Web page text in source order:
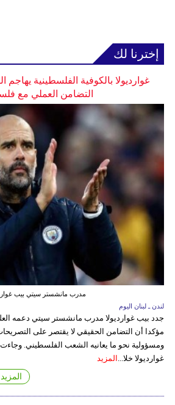
إخترنا لك
غوارديولا بالكوفية الفلسطينية
التضامن العملي مع
مدرب مانشستر سيتي بيب
لندن ـ لبنان اليوم
جدد بيب غوارديولا مدرب مانشستر سيتي دعمه
مؤكدا أن التضامن الحقيقي لا يقتصر على
ومسؤولية نحو ما يعانيه الشعب الفلسطيني.
غوارديولا خلا... المزيد